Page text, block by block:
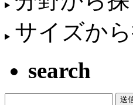
サイズか
search